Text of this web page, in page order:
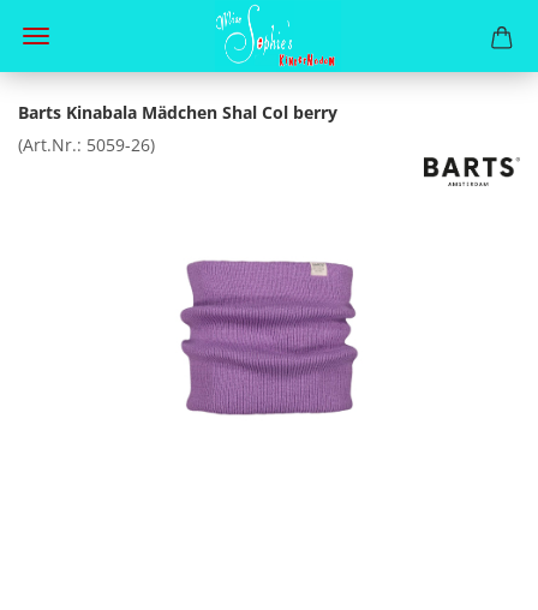
Barts Kinabala Mädchen Shal Col berry
(Art.Nr.: 5059-26)